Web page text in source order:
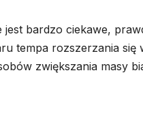
bardzo ciekawe,
tempa rozszerzania się
zwiększania masy